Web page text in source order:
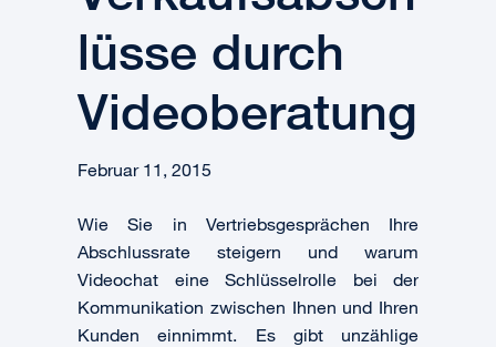
lüsse durch
Videoberatung
Februar 11, 2015
Wie Sie in Vertriebsgesprächen Ihre
Abschlussrate steigern und warum
Videochat eine Schlüsselrolle bei der
Kommunikation zwischen Ihnen und Ihren
Kunden einnimmt. Es gibt unzählige